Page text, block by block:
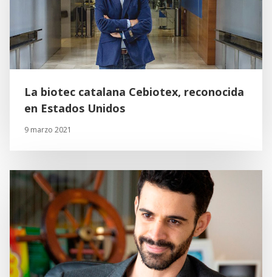
La biotec catalana Cebiotex, reconocida
en Estados Unidos
9 marzo 2021